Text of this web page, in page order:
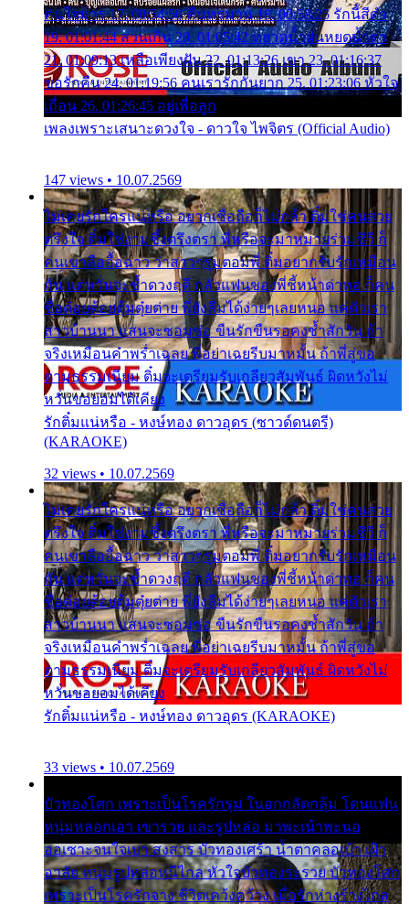
คนใจมาร 17. 00:54:50 คืนทรมาน 18. 00:58:25 รักนี้สีดำ
19. 01:01:44 ส่วนเกิน 20. 01:05:42 หยาดน้ำฝนหยดน้ำตา
21. 01:09:13 เหลือเพียงฝัน 22. 01:13:26 เขา 23. 01:16:37
ขอรักคืน 24. 01:19:56 คนเรารักกันยาก 25. 01:23:06 หัวใจ
เถื่อน 26. 01:26:45 อยู่เพื่อลูก
เพลงเพราะเสนาะดวงใจ - ดาวใจ ไพจิตร (Official Audio)
147 views • 10.07.2569
ไม่เคยรักใครแน่หรือ อยากเชื่อถือก็ไม่กล้า ติ๋มใช่คนสวย
ตรึงใจ ติ๋มใช่งามซึ้งตรึงตรา พี่หรือจะมาหมายร่วมชีวี ก็
คนเขาลืออื้อฉาว ว่าสาวๆรุมตอมพี่ ติ๋มอยากรับรักเหมือน
กัน แต่หวั่นจะช้ำดวงฤดี กลัวแฟนของพี่ชี้หน้าด่าทอ ก็คน
ชื่อต๋อยต้อยตุ้มตุ๋ยต่าย พี่ยังลืมได้ง่ายๆเลยหนอ แค่ตัวเรา
สาวบ้านนา แสนจะซอมซ่อ ขืนรักขืนรอคงช้ำสักวัน ถ้า
จริงเหมือนคำพร่ำเฉลย พี่อย่าเฉยรีบมาหมั้น ถ้าพี่สู่ขอ
ตามธรรมเนียม ติ๋มจะเตรียมรับเกลียวสัมพันธ์ ผิดหวังไม่
หวั่นขอยอมได้เคียง
รักติ๋มแน่หรือ - หงษ์ทอง ดาวอุดร (ซาวด์ดนตรี)
(KARAOKE)
32 views • 10.07.2569
ไม่เคยรักใครแน่หรือ อยากเชื่อถือก็ไม่กล้า ติ๋มใช่คนสวย
ตรึงใจ ติ๋มใช่งามซึ้งตรึงตรา พี่หรือจะมาหมายร่วมชีวี ก็
คนเขาลืออื้อฉาว ว่าสาวๆรุมตอมพี่ ติ๋มอยากรับรักเหมือน
กัน แต่หวั่นจะช้ำดวงฤดี กลัวแฟนของพี่ชี้หน้าด่าทอ ก็คน
ชื่อต๋อยต้อยตุ้มตุ๋ยต่าย พี่ยังลืมได้ง่ายๆเลยหนอ แค่ตัวเรา
สาวบ้านนา แสนจะซอมซ่อ ขืนรักขืนรอคงช้ำสักวัน ถ้า
จริงเหมือนคำพร่ำเฉลย พี่อย่าเฉยรีบมาหมั้น ถ้าพี่สู่ขอ
ตามธรรมเนียม ติ๋มจะเตรียมรับเกลียวสัมพันธ์ ผิดหวังไม่
หวั่นขอยอมได้เคียง
รักติ๋มแน่หรือ - หงษ์ทอง ดาวอุดร (KARAOKE)
33 views • 10.07.2569
บัวทองโศก เพราะเป็นโรครักรุม ในอกกลัดกลุ้ม โดนแฟน
หนุ่มหลอกเอา เขารวย และรูปหล่อ มาพะเน้าพะนอ
ออเซาะจนใจเบา สงสาร บัวทองเศร้า น้ำตาคลอเบ้า เฝ้า
อาลัย หนุ่มรูปหล่อหนีไกล หัวใจบัวทองระรวย บัวทองโศก
เพราะเป็นโรครักจาง ชีวิตเคว้งคว้าง เมื่อรักห่างร้างไกล